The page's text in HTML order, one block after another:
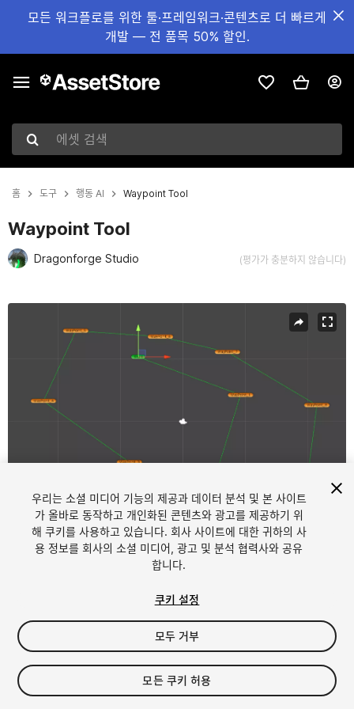
모든 워크플로를 위한 툴·프레임워크·콘텐츠로 더 빠르게
개발 — 전 품목 50% 할인.
에셋 검색
홈 도구 행동 AI Waypoint Tool
Waypoint Tool
Dragonforge Studio (평가가 충분하지 않습니다)
1/2
$4.99
Seat
우리는 소셜 미디어 기능의 제공과 데이터 분석 및 본 사이트
가 올바로 동작하고 개인화된 콘텐츠와 광고를 제공하기 위
해 쿠키를 사용하고 있습니다. 회사 사이트에 대한 귀하의 사
용 정보를 회사의 소셜 미디어, 광고 및 분석 협력사와 공유
합니다.
쿠키 설정
모두 거부
모든 쿠키 허용